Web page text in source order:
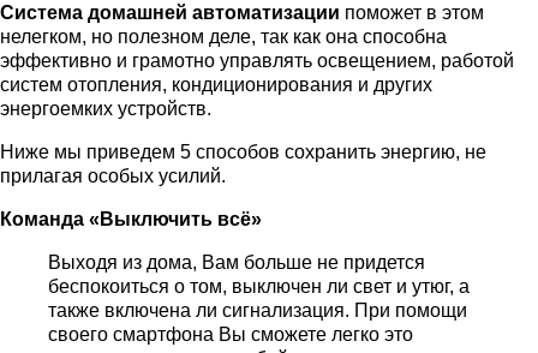
Система домашней автоматизации поможет в этом
нелегком, но полезном деле, так как она способна
эффективно и грамотно управлять освещением, работой
систем отопления, кондиционирования и других
энергоемких устройств.
Ниже мы приведем 5 способов сохранить энергию, не
прилагая особых усилий.
Команда «Выключить всё»
Выходя из дома, Вам больше не придется
беспокоиться о том, выключен ли свет и утюг, а
также включена ли сигнализация. При помощи
своего смартфона Вы сможете легко это